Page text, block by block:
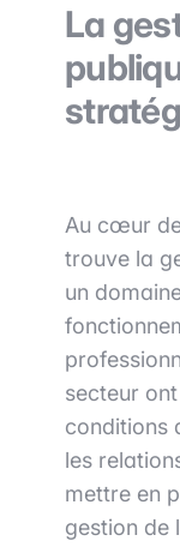
La
Au cœur
trouve la
un
secteur
conditions
les
mettre en
gestion de